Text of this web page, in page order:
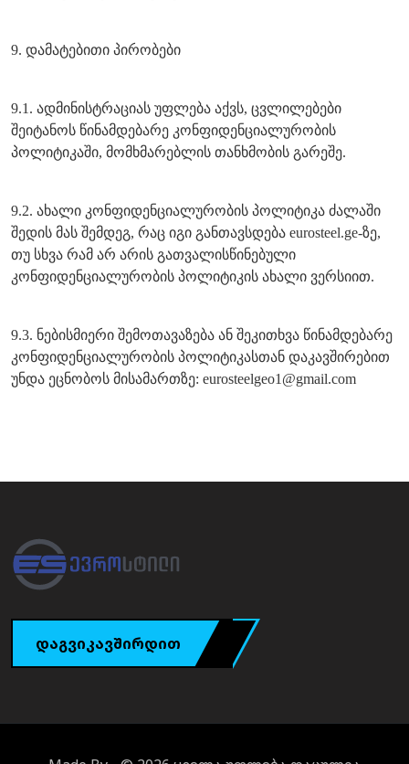
9. დამატებითი პირობები
9.1. ადმინისტრაციას უფლება აქვს, ცვლილებები
შეიტანოს წინამდებარე კონფიდენციალურობის
პოლიტიკაში, მომხმარებლის თანხმობის გარეშე.
9.2. ახალი კონფიდენციალურობის პოლიტიკა ძალაში
შედის მას შემდეგ, რაც იგი განთავსდება eurosteel.ge-ზე,
თუ სხვა რამ არ არის გათვალისწინებული
კონფიდენციალურობის პოლიტიკის ახალი ვერსიით.
9.3. ნებისმიერი შემოთავაზება ან შეკითხვა წინამდებარე
კონფიდენციალურობის პოლიტიკასთან დაკავშირებით
უნდა ეცნობოს მისამართზე: eurosteelgeo1@gmail.com
დაგვიკავშირდით